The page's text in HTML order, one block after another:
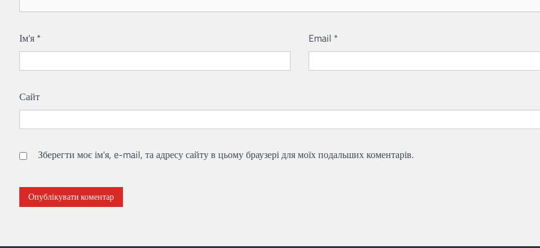
Ім'я * Email *
Сайт
Зберегти моє ім'я, e-mail, та адресу сайту в цьому браузері для моїх подальших коментарів.